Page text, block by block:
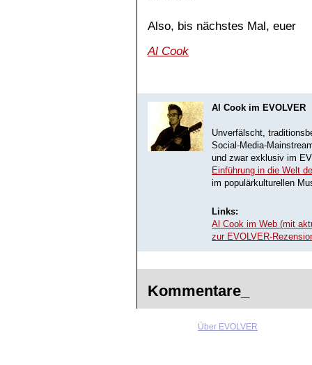
Also, bis nächstes Mal, euer
Al Cook
Al Cook im EVOLVER
Unverfälscht,
Social-Media-
und zwar exklusiv im
Einführung in die Welt
im populärkulturellen
Links:
Al Cook im Web (mit
zur EVOLVER-
Kommentare_
Über EVOLVER